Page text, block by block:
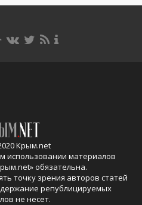
Крым.net
использовании материалов
» обязательна.
точку зрения авторов статей
републицируемых
не несет.